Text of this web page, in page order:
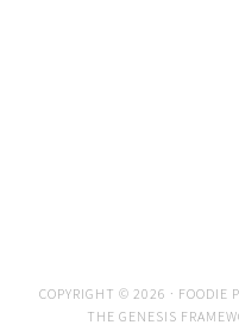
COPYRIGHT © 2026 · FOODIE
THE GENESIS